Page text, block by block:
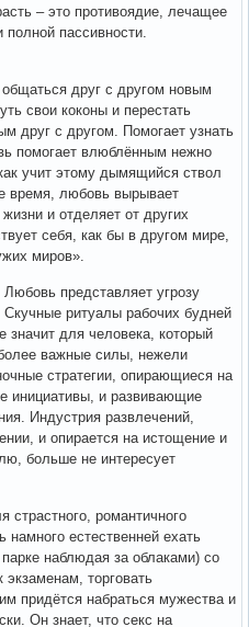
– это противоядие, лечащее
пассивности.
друг с другом новым
свои коконы и перестать
друг с другом. Помогает узнать
помогает влюблённым нежно
учит этому дымящийся ствол
время, любовь вырывает
и отделяет от других
себя, как бы в другом мире,
миров».
представляет угрозу
ритуалы рабочих будней
значит для человека, который
важные силы, нежели
стратегии, опирающиеся на
инициативы, и развивающие
Индустрия развлечений,
и опирается на истощение и
больше не интересует
романтичного
естественней ехать
наблюдая за облаками) со
экзаменам, торговать
придётся набраться мужества и
Он знает, что секс на